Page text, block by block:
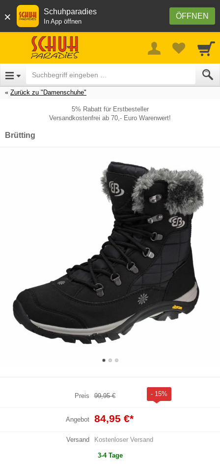
× ÖFFNEN
Schuhparadies
In App öffnen
Zurück zu "Damenschuhe"
5% Rabatt für Erstbesteller
Versandkostenfrei ab 70,- Euro Warenwert!
Brütting
Preis 99,95 € - 15%
Angebot 84,95 €*
Versand Kostenloser Versand
3-4 Tage